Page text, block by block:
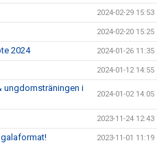
2024-02-29 15:53
2024-02-20 15:25
2024 2024-01-26 11:35
2024-01-12 14:55
ungdomsträningen i
2024-01-02 14:05
2023-11-24 12:43
2023-11-01 11:19